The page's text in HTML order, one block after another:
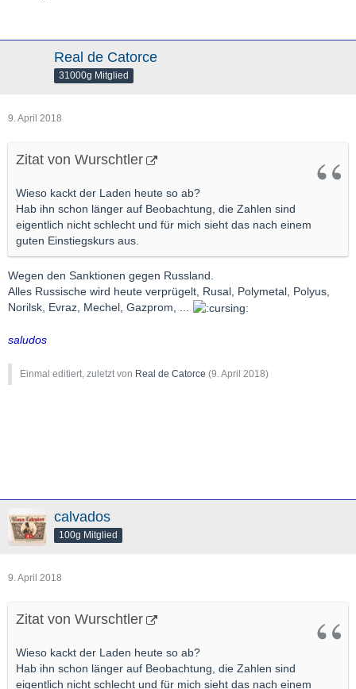
Real de Catorce
31000g Mitglied
9. April 2018
Zitat von Wurschtler
Wieso kackt der Laden heute so ab?
Hab ihn schon länger auf Beobachtung, die Zahlen sind
eigentlich nicht schlecht und für mich sieht das nach einem
guten Einstiegskurs aus.
Wegen den Sanktionen gegen Russland.
Alles Russische wird heute verprügelt, Rusal, Polymetal, Polyus,
Norilsk, Evraz, Mechel, Gazprom, ...
saludos
Einmal editiert, zuletzt von Real de Catorce (9. April 2018)
calvados
100g Mitglied
9. April 2018
Zitat von Wurschtler
Wieso kackt der Laden heute so ab?
Hab ihn schon länger auf Beobachtung, die Zahlen sind
eigentlich nicht schlecht und für mich sieht das nach einem